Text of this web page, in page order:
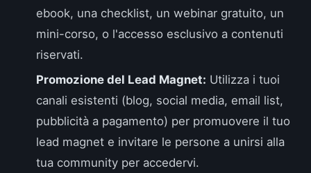
ebook, una checklist, un webinar gratuito, un
mini-corso, o l'accesso esclusivo a contenuti
riservati.
Promozione del Lead Magnet: Utilizza i tuoi
canali esistenti (blog, social media, email list,
pubblicità a pagamento) per promuovere il tuo
lead magnet e invitare le persone a unirsi alla
tua community per accedervi.